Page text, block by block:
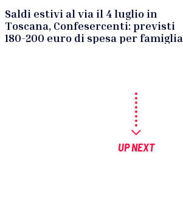
Saldi estivi al via il 4 luglio in
Toscana, Confesercenti: previsti
180-200 euro di spesa per famiglia
UP NEXT